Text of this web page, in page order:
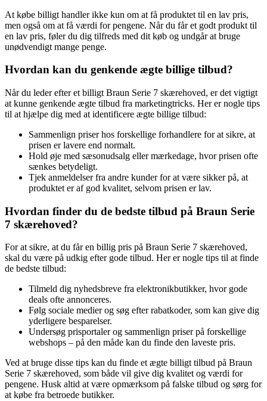
At købe billigt handler ikke kun om at få produktet til en lav pris,
men også om at få værdi for pengene. Når du får et godt produkt til
en lav pris, føler du dig tilfreds med dit køb og undgår at bruge
unødvendigt mange penge.
Hvordan kan du genkende ægte billige tilbud?
Når du leder efter et billigt Braun Serie 7 skærehoved, er det vigtigt
at kunne genkende ægte tilbud fra marketingtricks. Her er nogle tips
til at hjælpe dig med at identificere ægte billige tilbud:
Sammenlign priser hos forskellige forhandlere for at sikre, at
prisen er lavere end normalt.
Hold øje med sæsonudsalg eller mærkedage, hvor prisen ofte
sænkes betydeligt.
Tjek anmeldelser fra andre kunder for at være sikker på, at
produktet er af god kvalitet, selvom prisen er lav.
Hvordan finder du de bedste tilbud på Braun Serie
7 skærehoved?
For at sikre, at du får en billig pris på Braun Serie 7 skærehoved,
skal du være på udkig efter gode tilbud. Her er nogle tips til at finde
de bedste tilbud:
Tilmeld dig nyhedsbreve fra elektronikbutikker, hvor gode
deals ofte annonceres.
Følg sociale medier og søg efter rabatkoder, som kan give dig
yderligere besparelser.
Undersøg prisportaler og sammenlign priser på forskellige
webshops – på den måde kan du finde den laveste pris.
Ved at bruge disse tips kan du finde et ægte billigt tilbud på Braun
Serie 7 skærehoved, som både vil give dig kvalitet og værdi for
pengene. Husk altid at være opmærksom på falske tilbud og sørg for
at købe fra betroede butikker.